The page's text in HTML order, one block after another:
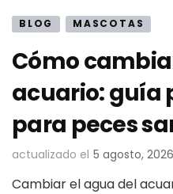
BLOG MASCOTAS
Cómo
acuario: guía
para peces
actualizado el 5 agosto, 2026
Cambiar el agua del